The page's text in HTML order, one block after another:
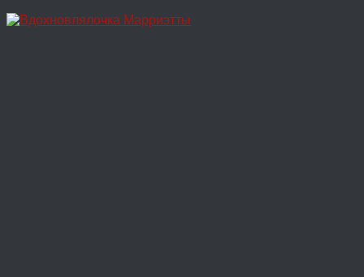
Перейти